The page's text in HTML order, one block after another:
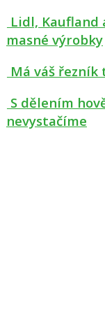
Lidl, Kaufland
masné výrobky
Má váš řezník
S dělením
nevystačíme